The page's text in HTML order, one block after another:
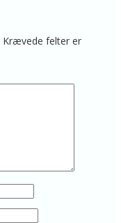
Krævede felter er